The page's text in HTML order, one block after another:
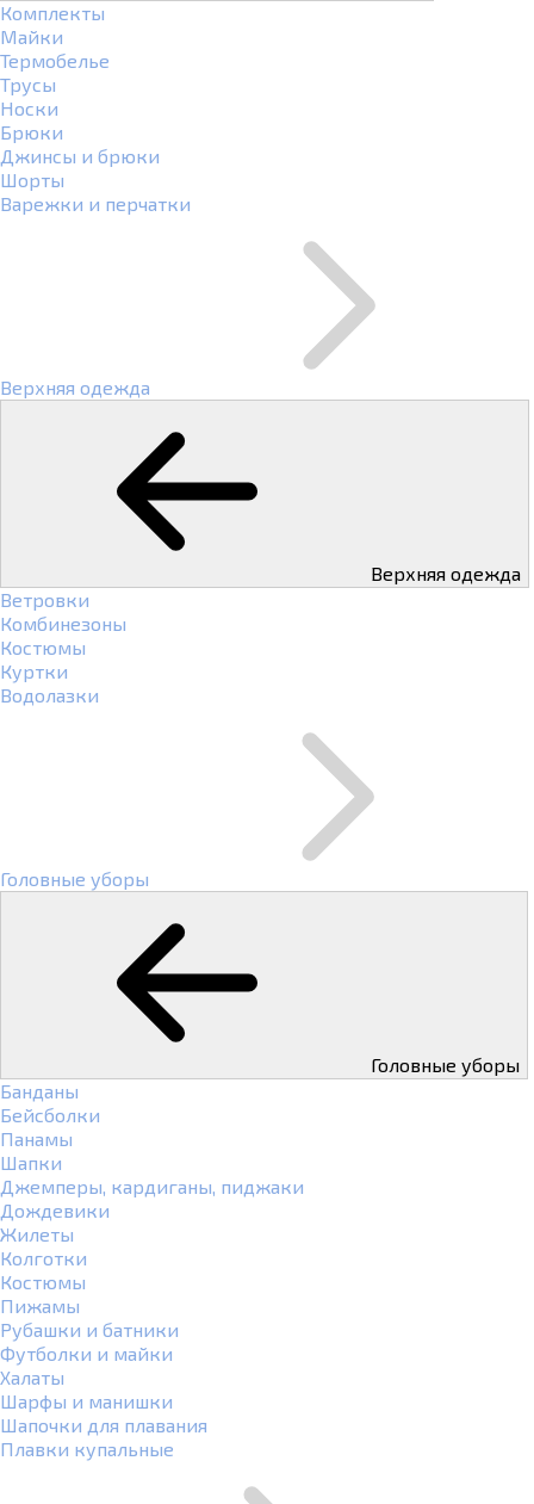
Комплекты
Майки
Термобелье
Трусы
Носки
Брюки
Джинсы и брюки
Шорты
Варежки и перчатки
Верхняя одежда
Верхняя одежда
Ветровки
Комбинезоны
Костюмы
Куртки
Водолазки
Головные уборы
Головные уборы
Банданы
Бейсболки
Панамы
Шапки
Джемперы, кардиганы, пиджаки
Дождевики
Жилеты
Колготки
Костюмы
Пижамы
Рубашки и батники
Футболки и майки
Халаты
Шарфы и манишки
Шапочки для плавания
Плавки купальные